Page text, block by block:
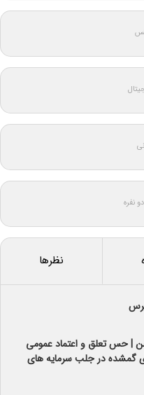
نفره
نظرها
| حس تعلق و اعتماد عمومی
گمشده در جلب سرمایه های